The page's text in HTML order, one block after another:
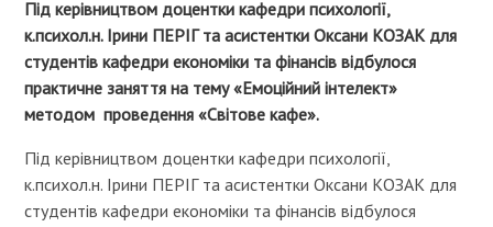
Під керівництвом доцентки кафедри психології,
к.психол.н. Ірини ПЕРІГ та асистентки Оксани КОЗАК для
студентів кафедри економіки та фінансів відбулося
практичне заняття на тему «Емоційний інтелект»
методом проведення «Світове кафе».
Під керівництвом доцентки кафедри психології,
к.психол.н. Ірини ПЕРІГ та асистентки Оксани КОЗАК для
студентів кафедри економіки та фінансів відбулося